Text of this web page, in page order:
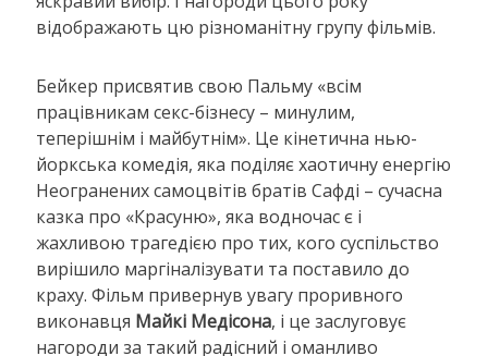
відображають цю різноманітну групу фільмів.
Бейкер присвятив свою Пальму «всім
працівникам секс-бізнесу – минулим,
теперішнім і майбутнім». Це кінетична нью-
йоркська комедія, яка поділяє хаотичну енергію
Неогранених самоцвітів братів Сафді – сучасна
казка про «Красуню», яка водночас є і
жахливою трагедією про тих, кого суспільство
вирішило маргіналізувати та поставило до
краху. Фільм привернув увагу проривного
виконавця Майкі Медісона, і це заслуговує
нагороди за такий радісний і оманливо